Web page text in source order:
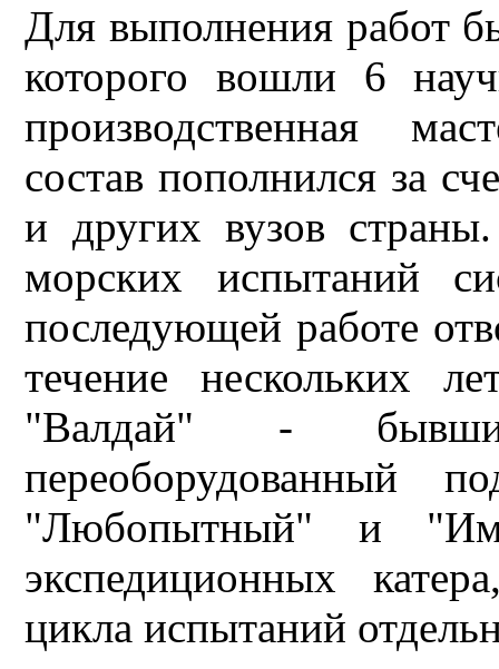
Для выполнения работ
которого вошли 6
производственная
состав пополнился за
и других вузов
морских испытаний
последующей работе
течение нескольких
"Валдай" -
"Любопытный" и
экспедиционных
цикла испытаний